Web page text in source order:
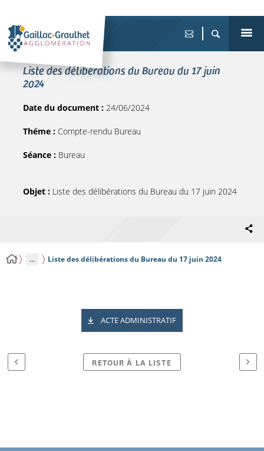
Liste des délibérations du Bureau du 17 juin
2024
Date du document : 24/06/2024
Théme : Compte-rendu Bureau
Séance : Bureau
Objet : Liste des délibérations du Bureau du 17 juin 2024
... Liste des délibérations du Bureau du 17 juin 2024
ACTE ADMINISTRATIF
RETOUR À LA LISTE